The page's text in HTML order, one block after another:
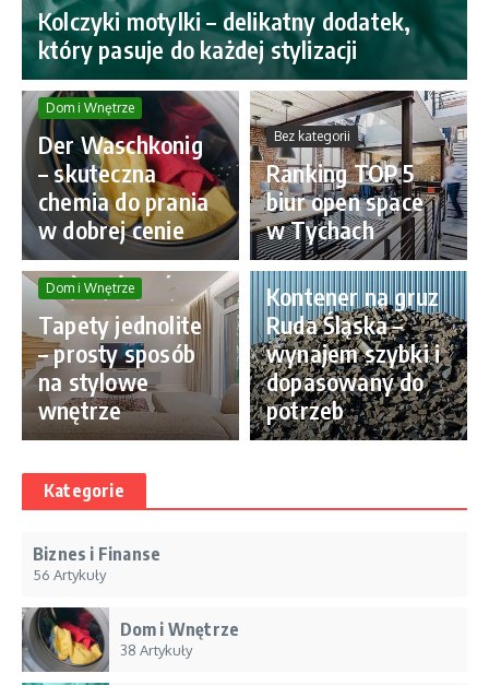
Kolczyki motylki – delikatny dodatek,
który pasuje do każdej stylizacji
Dom i Wnętrze
Der Waschkonig
– skuteczna
chemia do prania
w dobrej cenie
Bez kategorii
Ranking TOP 5
biur open space
w Tychach
Dom i Wnętrze
Tapety jednolite
– prosty sposób
na stylowe
wnętrze
Lifestyle
Kontener na gruz
Ruda Śląska –
wynajem szybki i
dopasowany do
potrzeb
Kategorie
Biznes i Finanse
56 Artykuły
Dom i Wnętrze
38 Artykuły